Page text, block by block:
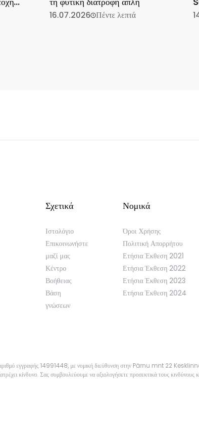
16.07.2026 Πέντε λεπτά
Σχετικά
Ιστολόγιο
Επικοινωνήστε
μαζί μας
Κέντρο
Βοήθειας
Βάση
γνώσεων
Νομικά
Όροι Χρήσης
Πολιτική Απορρήτου
Ετήσια Έκθεση 2021
Ετήσια Έκθεση 2022
Ετήσια Έκθεση 2023
Ετήσια Έκθεση 2024
αριθμό εγγραφής 14991448, με νομική διεύθυνση στην Pärnu mnt 22
κίνδυνο. Σας συμβουλεύουμε να αξιολογήσετε προσεκτικά τους κινδύνους